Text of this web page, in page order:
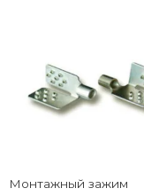
Монтажный зажим